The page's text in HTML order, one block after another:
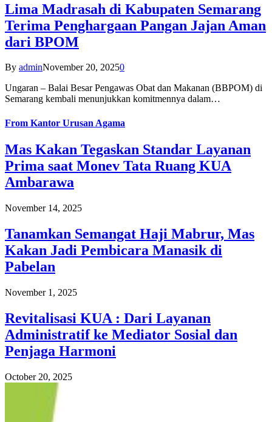
Lima Madrasah di Kabupaten Semarang
Terima Penghargaan Pangan Jajan Aman
dari BPOM
By adminNovember 20, 20250
Ungaran – Balai Besar Pengawas Obat dan Makanan (BBPOM) di
Semarang kembali menunjukkan komitmennya dalam…
From Kantor Urusan Agama
Mas Kakan Tegaskan Standar Layanan
Prima saat Monev Tata Ruang KUA
Ambarawa
November 14, 2025
Tanamkan Semangat Haji Mabrur, Mas
Kakan Jadi Pembicara Manasik di
Pabelan
November 1, 2025
Revitalisasi KUA : Dari Layanan
Administratif ke Mediator Sosial dan
Penjaga Harmoni
October 20, 2025